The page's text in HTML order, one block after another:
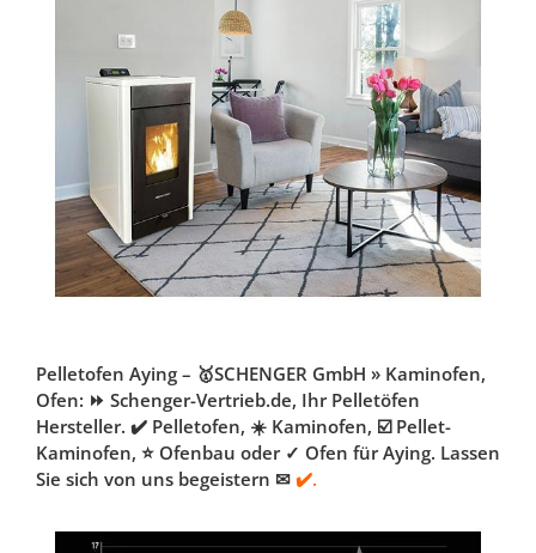
Pelletofen Aying – 🥇SCHENGER GmbH » Kaminofen,
Ofen: ⏩ Schenger-Vertrieb.de, Ihr Pelletöfen
Hersteller. ✔️ Pelletofen, ☀️ Kaminofen, ☑️ Pellet-
Kaminofen, ⭐ Ofenbau oder ✓ Ofen für Aying. Lassen
Sie sich von uns begeistern ✉ ✔️.